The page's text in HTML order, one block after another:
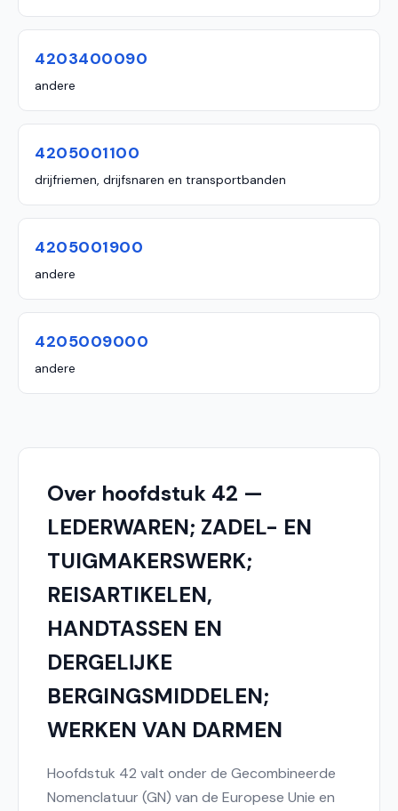
4203400090
andere
4205001100
drijfriemen, drijfsnaren en transportbanden
4205001900
andere
4205009000
andere
Over hoofdstuk 42 —
LEDERWAREN; ZADEL- EN
TUIGMAKERSWERK;
REISARTIKELEN,
HANDTASSEN EN
DERGELĲKE
BERGINGSMIDDELEN;
WERKEN VAN DARMEN
Hoofdstuk 42 valt onder de Gecombineerde
Nomenclatuur (GN) van de Europese Unie en